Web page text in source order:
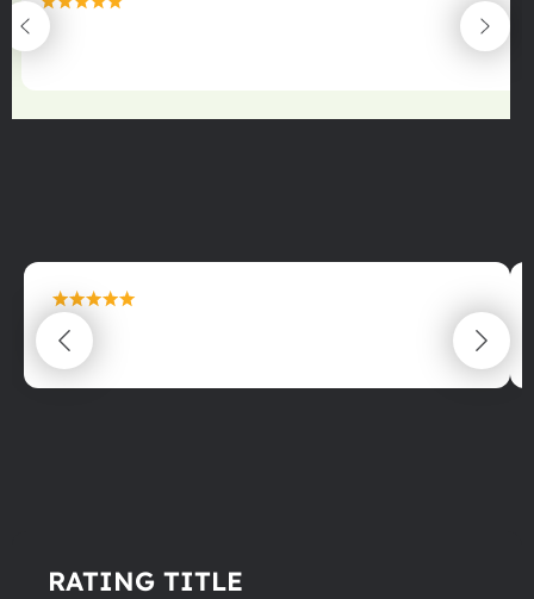
maximální spokojenost
22.06.2025
maximální spokojenost
22.06.2025
RATING TITLE